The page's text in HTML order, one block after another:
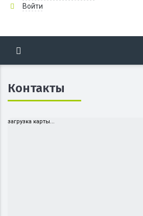
Войти
Контакты
загрузка карты...